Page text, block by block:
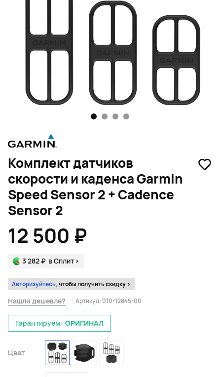
Комплект датчиков
скорости и каденса Garmin
Speed Sensor 2 + Cadence
Sensor 2
12 500 ₽
3 282 ₽ в Сплит >
Авторизуйтесь,чтобы получить скидку >
Нашли дешевле? Артикул: 010-12845-00
Гарантируем: ОРИГИНАЛ
Цвет
1 2 3 4